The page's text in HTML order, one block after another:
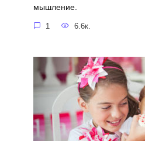
мышление.
1 6.6к.